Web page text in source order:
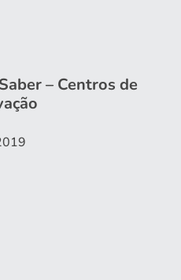
– Centros de